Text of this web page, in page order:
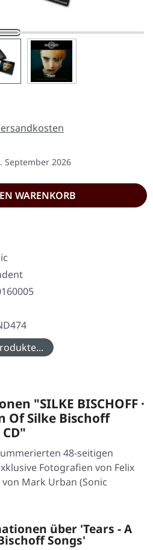
September 2026
WARENKORB
"SILKE BISCHOFF ·
Of Silke Bischoff
48-seitigen
Fotografien von Felix
Mark Urban (Sonic
über 'Tears - A
Songs'